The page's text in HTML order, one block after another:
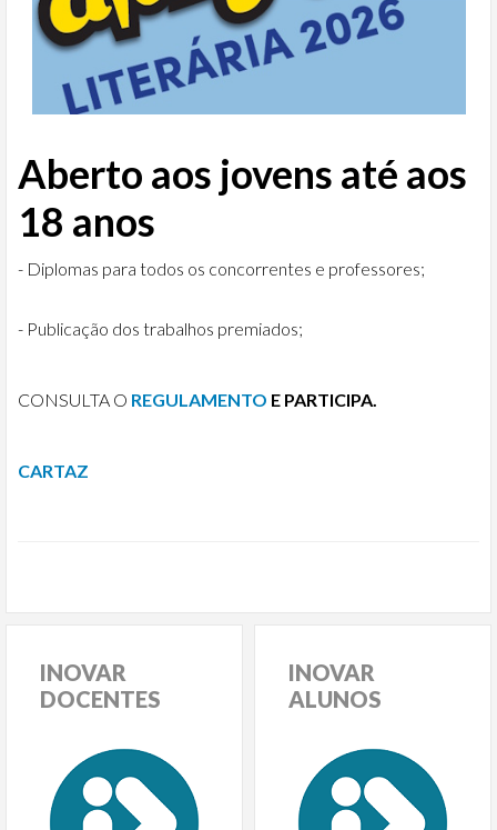
Aberto aos jovens até aos
18 anos
- Diplomas para todos os concorrentes e professores;
- Publicação dos trabalhos premiados;
CONSULTA O REGULAMENTO E PARTICIPA.
CARTAZ
INOVAR
DOCENTES
INOVAR
ALUNOS